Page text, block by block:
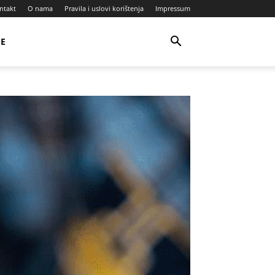
O nama Pravila i uslovi korištenja Impressum